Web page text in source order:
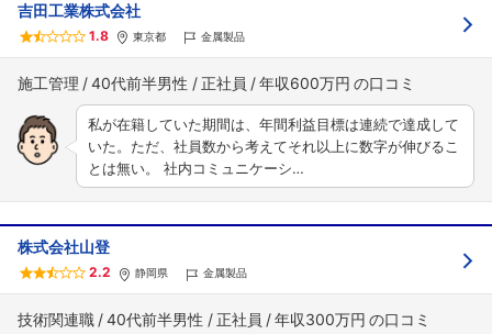
吉田工業株式会社
1.8 東京都 金属製品
施工管理 40代前半男性 正社員 年収600万円
私が在籍していた期間は、年間利益目標は連続で達成して
いた。ただ、社員数から考えてそれ以上に数字が伸びるこ
とは無い。 社内コミュニケーシ…
株式会社山登
2.2 静岡県 金属製品
技術関連職 40代前半男性 正社員 年収300万円